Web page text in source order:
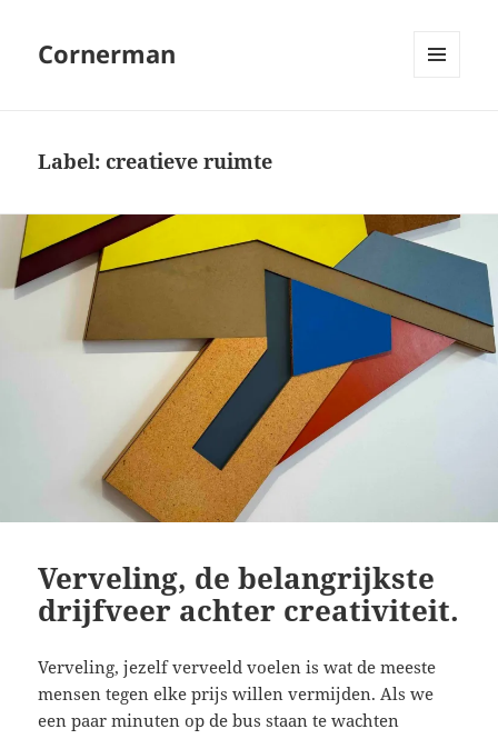
Cornerman
Label:creatieve ruimte
Verveling, de belangrijkste
drijfveer achter creativiteit.
Verveling, jezelf verveeld voelen is wat de meeste
mensen tegen elke prijs willen vermijden. Als we
een paar minuten op de bus staan te wachten